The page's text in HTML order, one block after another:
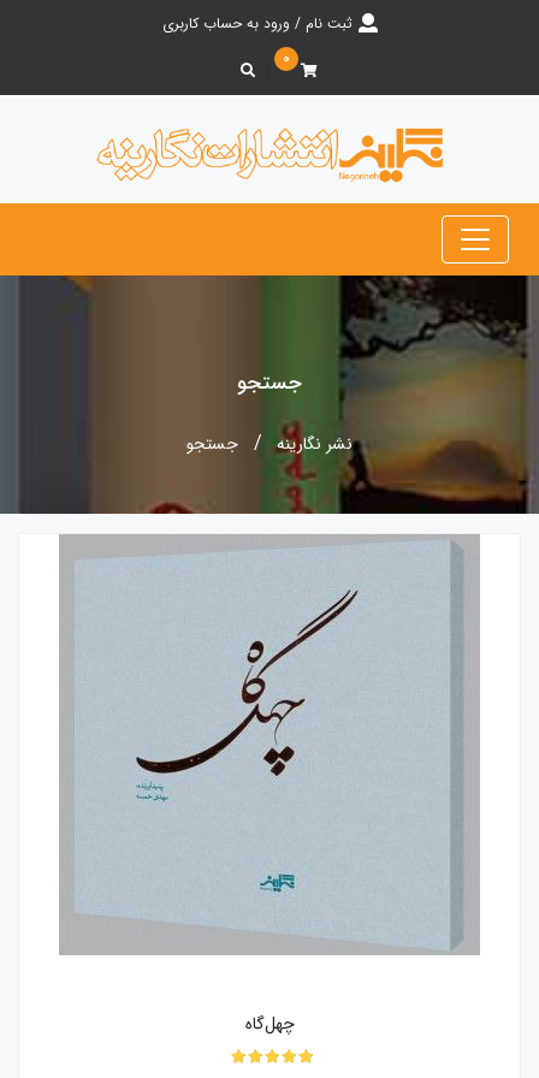
ثبت نام / ورود به حساب کاربری
۰
جستجو
نشر نگارینه جستجو
چهل‌گاه